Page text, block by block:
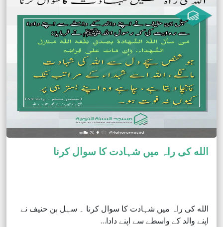
الله کی راہ میں شہادت کا سوال کرنا
الله کی راہ میں شہادت کا سوال کرنا ۔ سہل بن حنیف نے
اپنے والد کے واسطے سے اپنے دادا…